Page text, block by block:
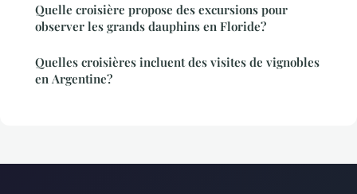
Quelle croisière propose des excursions pour
observer les grands dauphins en Floride?
Quelles croisières incluent des visites de vignobles
en Argentine?